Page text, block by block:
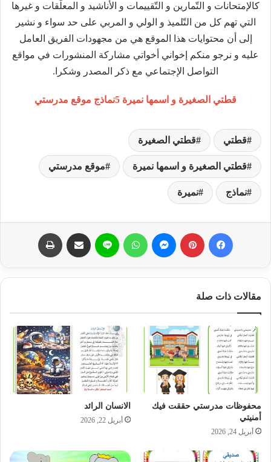
كالإمتحانات و التّمارين و التّقييمات و الأناشيد و المعلّقات و غيرها
التي تهم كل من التّلميذ و الولي و المربي على حد سواء و نشير
إلى أن محتوايات هذا الموقع هي من مجهودات الفريق العامل
عليه و نرجو منكم إخواني أخواتي مشاركة المنشورات في مواقع
التواصل الإجتماعي مع ذكر المصدر وشكرا.
قطتي الصغيرة و اسمها نميرة 5نماذج موقع مدرستي
قطتي قطتي الصغيرة
قطتي الصغيرة و اسمها نميرة موقع مدرستي
نماذج نميرة
مقالات ذات صلة
محفوظات مدرستي حققت فيك
أمنيتي
أبريل 24, 2026
الانسان الرائد
أبريل 22, 2026